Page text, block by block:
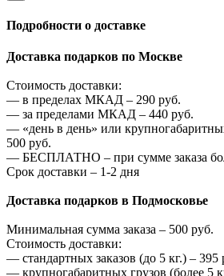
Подробности о доставке
Доставка подарков по Москве
Стоимость доставки:
— в пределах МКАД – 290 руб.
— за пределами МКАД – 440 руб.
— «день в день» или
500 руб.
— БЕСПЛАТНО – при сумме заказа
Срок доставки – 1-2 дня
Доставка подарков в Подмосковье
Минимальная сумма заказа – 500 руб.
Стоимость доставки:
— стандартных заказов (до 5 кг.) – 395
— крупногабаритных грузов (более 5